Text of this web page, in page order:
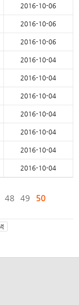
2016-10-06
2016-10-06
2016-10-06
2016-10-04
2016-10-04
2016-10-04
2016-10-04
2016-10-04
2016-10-04
2016-10-04
48 49 50